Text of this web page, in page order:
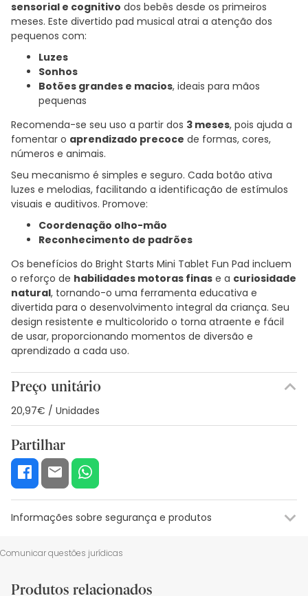
sensorial e cognitivo dos bebês desde os primeiros
meses. Este divertido pad musical atrai a atenção dos
pequenos com:
Luzes
Sonhos
Botões grandes e macios, ideais para mãos
pequenas
Recomenda-se seu uso a partir dos 3 meses, pois ajuda a
fomentar o aprendizado precoce de formas, cores,
números e animais.
Seu mecanismo é simples e seguro. Cada botão ativa
luzes e melodias, facilitando a identificação de estímulos
visuais e auditivos. Promove:
Coordenação olho-mão
Reconhecimento de padrões
Os benefícios do Bright Starts Mini Tablet Fun Pad incluem
o reforço de habilidades motoras finas e a curiosidade
natural, tornando-o uma ferramenta educativa e
divertida para o desenvolvimento integral da criança. Seu
design resistente e multicolorido o torna atraente e fácil
de usar, proporcionando momentos de diversão e
aprendizado a cada uso.
Preço unitário
20,97€ / Unidades
Partilhar
Informações sobre segurança e produtos
Recursos de segurança visual
Comunicar questões jurídicas
Produtos relacionados